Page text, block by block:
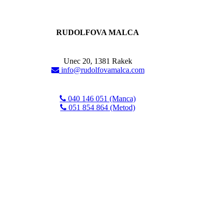
RUDOLFOVA MALCA
Unec 20, 1381 Rakek
info@rudolfovamalca.com
040 146 051 (Manca)
051 854 864 (Metod)